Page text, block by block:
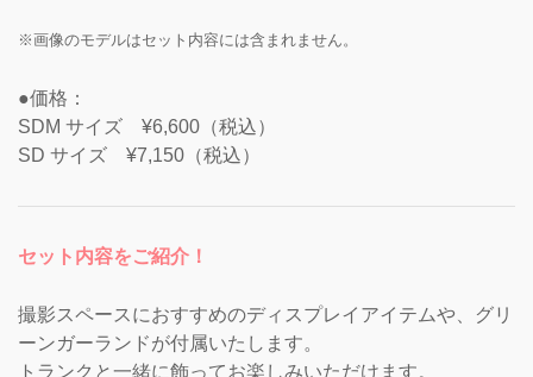
※画像のモデルはセット内容には含まれません。
●価格：
SDM サイズ ¥6,600（税込）
SD サイズ ¥7,150（税込）
セット内容をご紹介！
撮影スペースにおすすめのディスプレイアイテムや、グリ
ーンガーランドが付属いたします。
トランクと一緒に飾ってお楽しみいただけます。